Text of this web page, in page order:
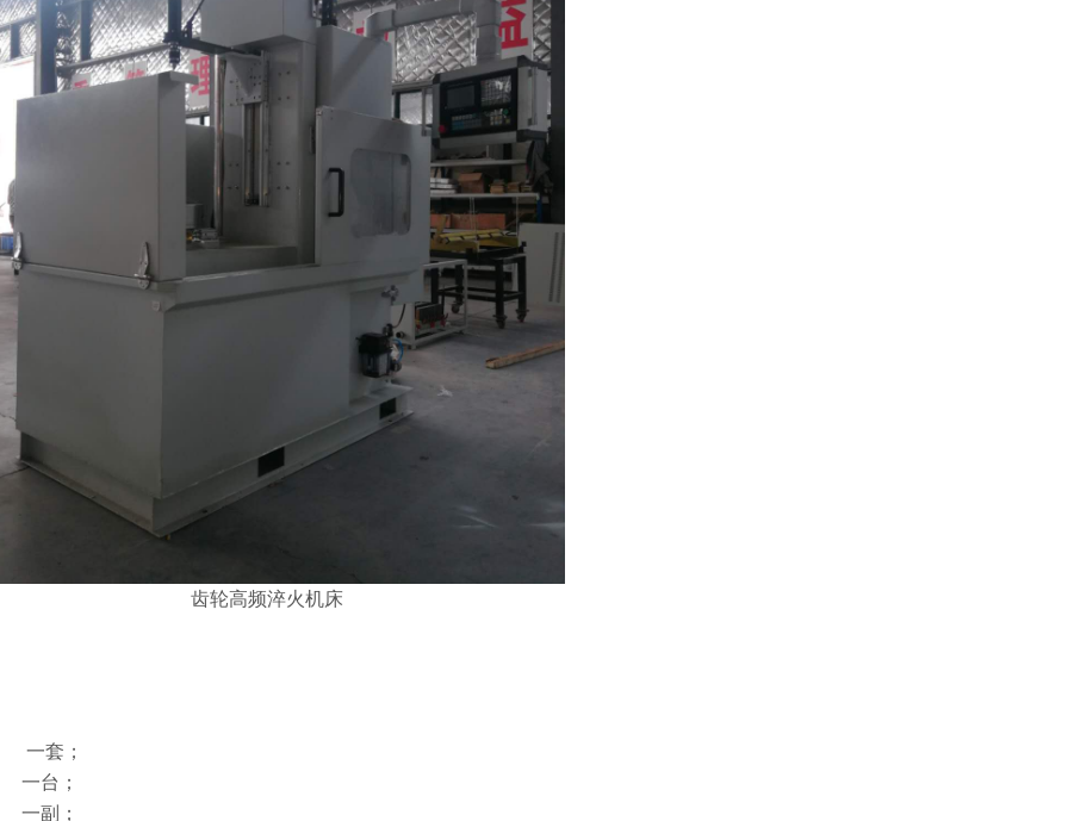
齿轮高频淬火机床
；
；
；